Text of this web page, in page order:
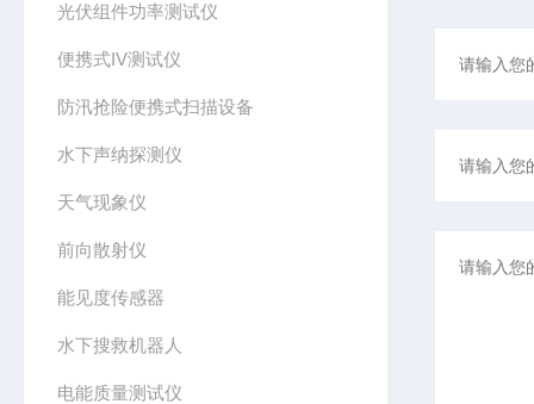
光伏组件功率测试仪
便携式IV测试仪
防汛抢险便携式扫描设备
水下声纳探测仪
天气现象仪
前向散射仪
能见度传感器
水下搜救机器人
电能质量测试仪